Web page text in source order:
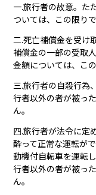
一.旅行者の故意。た
ついては、この限り
二.死亡補償金を受け
補償金の一部の受取
金額については、こ
三.旅行者の自殺行為
行者以外の者が被っ
ん。
四.旅行者が法令に定
酔って正常な運転が
動機付自転車を運転
行者以外の者が被っ
ん。